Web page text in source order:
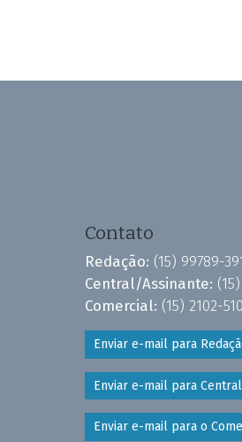
Contato
Redação: (15) 99789-
Central/Assinante:
Comercial: (15) 2102-
Enviar e-mail para
Enviar e-mail para
Enviar e-mail para o